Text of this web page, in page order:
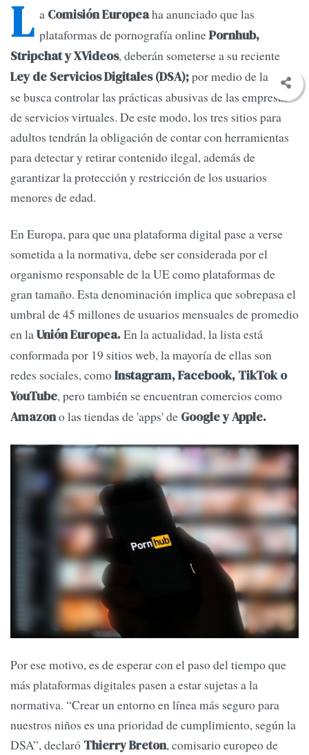
L a Comisión Europeaha anunciado que las
plataformas de pornografía onlinePornhub,
Stripchat y XVideos, deberán someterse a su reciente
Ley de Servicios Digitales (DSA);por medio de la cual
se busca controlar las prácticas abusivas de las empresas
de servicios virtuales. De este modo, los tres sitios para
adultos tendrán la obligación de contar con herramientas
para detectar y retirar contenido ilegal, además de
garantizar la protección y restricción de los usuarios
menores de edad.
En Europa, para que una plataforma digital pase a verse
sometida a la normativa, debe ser considerada por el
organismo responsable de la UE como plataformas de
gran tamaño. Esta denominación implica que sobrepasa el
umbral de 45 millones de usuarios mensuales de promedio
en laUnión Europea.En la actualidad, la lista está
conformada por 19 sitios web, la mayoría de ellas son
redes sociales, comoInstagram, Facebook, TikTok o
YouTube, pero también se encuentran comercios como
Amazono las tiendas de 'apps' de Google y Apple.
Por ese motivo, es de esperar con el paso del tiempo que
más plataformas digitales pasen a estar sujetas a la
normativa. “Crear un entorno en línea más seguro para
nuestros niños es una prioridad de cumplimiento, según la
DSA”, declaró Thierry Breton, comisario europeo de